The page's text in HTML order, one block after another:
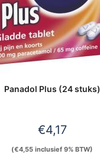
Panadol Plus (24 stuks)
€4,17
(€4,55 inclusief 9% BTW)